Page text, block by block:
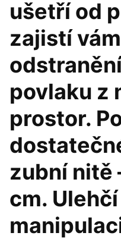
ušetří od
zajistí
povlaku z
prostor.
zubní nitě
cm.